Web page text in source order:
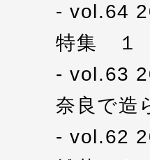
vol.64
特集 １
vol.63
奈良で造
vol.62